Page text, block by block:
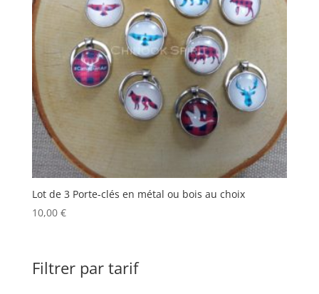
Lot de 3 Porte-clés en métal ou bois au choix
10,00 €
Filtrer par tarif